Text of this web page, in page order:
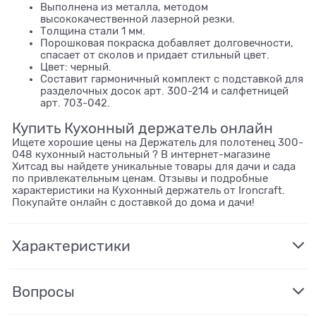
Выполнена из металла, методом
высококачественной лазерной резки.
Толщина стали 1 мм.
Порошковая покраска добавляет долговечности,
спасает от сколов и придает стильный цвет.
Цвет: черный.
Составит гармоничный комплект с подставкой для
разделочных досок арт. 300-214 и салфетницей
арт. 703-042.
Купить Кухонный держатель онлайн
Ищете хорошие цены на Держатель для полотенец 300-
048 кухонный настольный ? В интернет-магазине
Хитсад вы найдете уникальные товары для дачи и сада
по привлекательным ценам. Отзывы и подробные
характеристики на Кухонный держатель от Ironcraft.
Покупайте онлайн с доставкой до дома и дачи!
Характеристики
Вопросы